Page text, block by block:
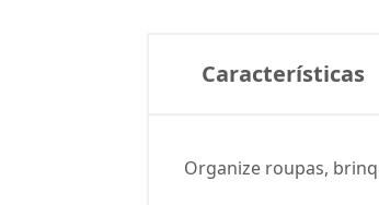
Características
Organize roupas,